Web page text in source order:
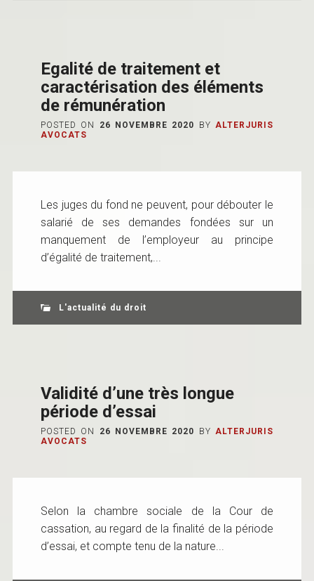
Egalité de traitement et
caractérisation des éléments
de rémunération
POSTED ON 26 NOVEMBRE 2020 BY ALTERJURIS
AVOCATS
Les juges du fond ne peuvent, pour débouter le
salarié de ses demandes fondées sur un
manquement de l’employeur au principe
d’égalité de traitement,...
L'actualité du droit
Validité d’une très longue
période d’essai
POSTED ON 26 NOVEMBRE 2020 BY ALTERJURIS
AVOCATS
Selon la chambre sociale de la Cour de
cassation, au regard de la finalité de la période
d’essai, et compte tenu de la nature...